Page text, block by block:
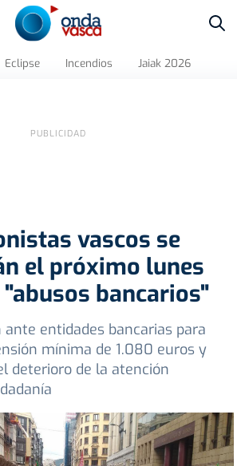
Eclipse Incendios Jaiak 2026
vascos se
el próximo lunes
bancarios"
entidades bancarias para
mínima de 1.080 euros y
deterioro de la atención